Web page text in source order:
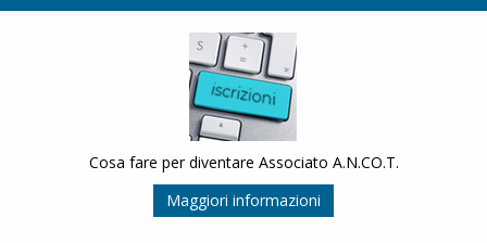
Cosa fare per diventare Associato A.N.CO.T.
Maggiori informazioni